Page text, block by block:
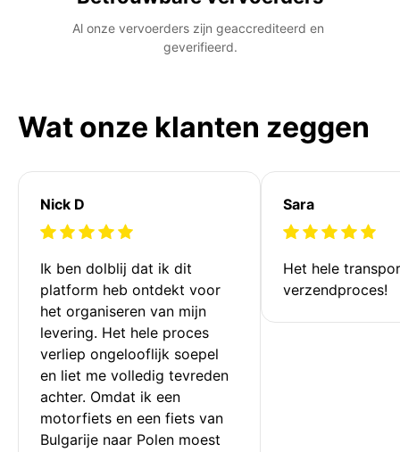
Al onze vervoerders zijn geaccrediteerd en
geverifieerd.
Wat onze klanten zeggen
Nick D
Ik ben dolblij dat ik dit
platform heb ontdekt voor
het organiseren van mijn
levering. Het hele proces
verliep ongelooflijk soepel
en liet me volledig tevreden
achter. Omdat ik een
motorfiets en een fiets van
Bulgarije naar Polen moest
Sara
Het hele
verzendproces!